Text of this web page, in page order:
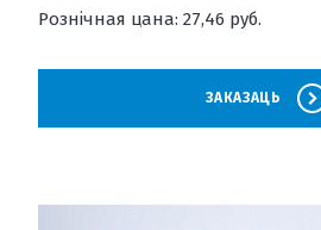
Рознічная цана: 27,46 руб.
ЗАКАЗАЦЬ